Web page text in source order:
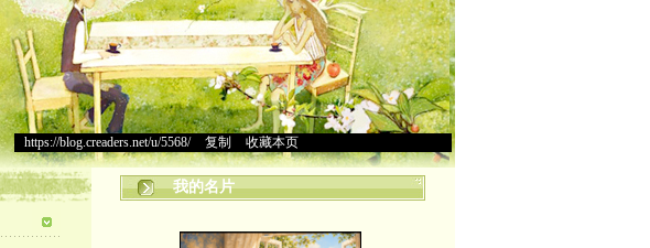
https://blog.creaders.net/u/5568/> 复制 收藏本页
我的名片